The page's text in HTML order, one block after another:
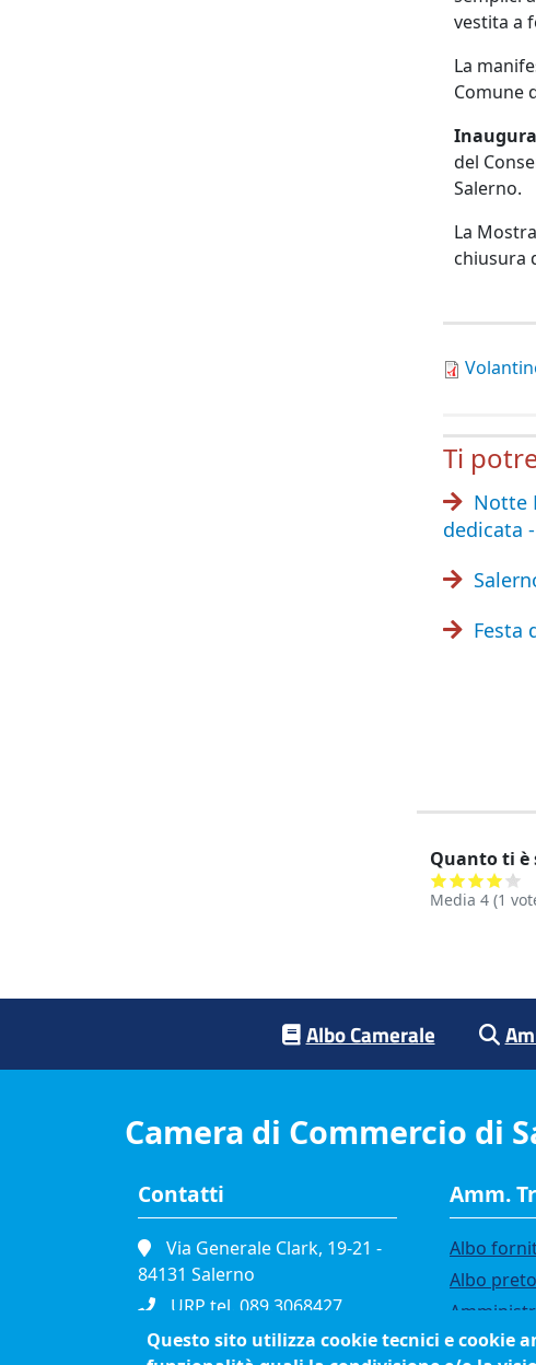
vestita a
La
Comune
del
Salerno.
La
chiusura
Ti
Notte
dedicata
Festa
Quanto ti è
Media 4 (1
Footer menuAlbo Camerale
Camera di Commercio di
Contatti
Via Generale Clark, 19-21 -
84131 Salerno
URP tel. 089.3068427
Portineria tel. 089.3068111
Amm.
Albo
Albo
Bandi di
Questo sito utilizza cookie tecnici e cookie